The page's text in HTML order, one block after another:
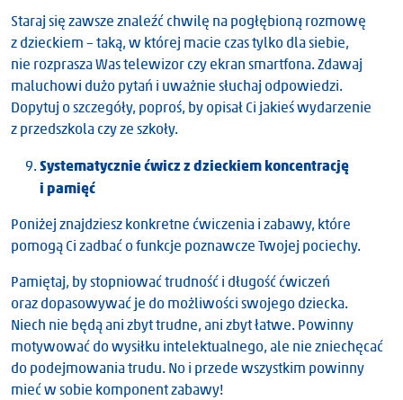
Staraj się zawsze znaleźć chwilę na pogłębioną rozmowę
z dzieckiem – taką, w której macie czas tylko dla siebie,
nie rozprasza Was telewizor czy ekran smartfona. Zdawaj
maluchowi dużo pytań i uważnie słuchaj odpowiedzi.
Dopytuj o szczegóły, poproś, by opisał Ci jakieś wydarzenie
z przedszkola czy ze szkoły.
Systematycznie ćwicz z dzieckiem koncentrację
i pamięć
Poniżej znajdziesz konkretne ćwiczenia i zabawy, które
pomogą Ci zadbać o funkcje poznawcze Twojej pociechy.
Pamiętaj, by stopniować trudność i długość ćwiczeń
oraz dopasowywać je do możliwości swojego dziecka.
Niech nie będą ani zbyt trudne, ani zbyt łatwe. Powinny
motywować do wysiłku intelektualnego, ale nie zniechęcać
do podejmowania trudu. No i przede wszystkim powinny
mieć w sobie komponent zabawy!